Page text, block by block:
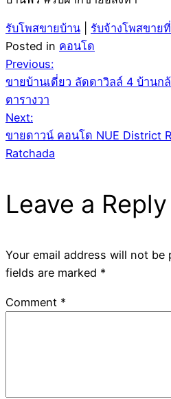
รับโพสขายบ้าน
รับจ้างโพสขาย
Posted in คอนโด
Post
navigation
Previous:
ขายบ้านเดี่ยว ลัดดาวิลล์ 4 บ้านก
ตารางวา
Next:
ขายดาวน์ คอนโด NUE District
Ratchada
Leave a Reply
Your email address will not be
fields are marked *
Comment *